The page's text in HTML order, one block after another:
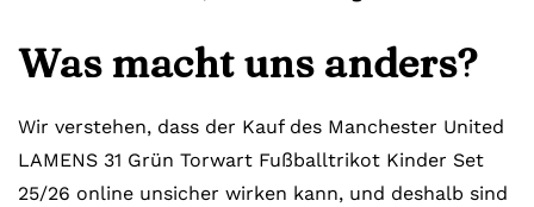
Was macht uns anders?
Wir verstehen, dass der Kauf des Manchester United
LAMENS 31 Grün Torwart Fußballtrikot Kinder Set
25/26 online unsicher wirken kann, und deshalb sind